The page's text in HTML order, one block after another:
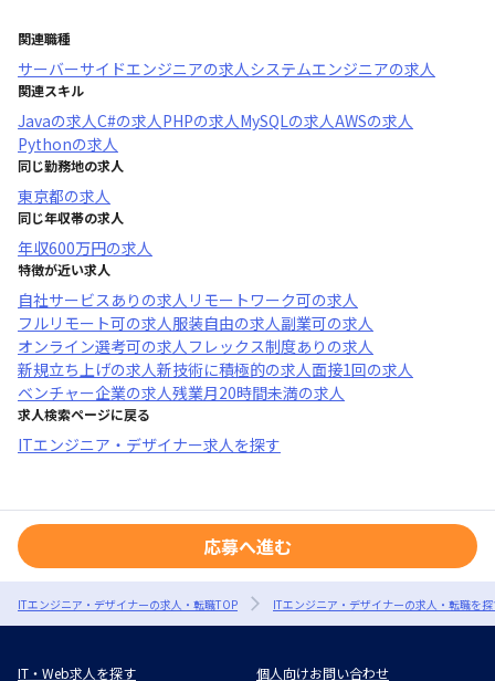
関連職種
サーバーサイドエンジニアの求人システムエンジニアの求人
関連スキル
Javaの求人C#の求人PHPの求人MySQLの求人AWSの求人
Pythonの求人
同じ勤務地の求人
東京都の求人
同じ年収帯の求人
年収600万円の求人
特徴が近い求人
自社サービスあり の求人 リモートワーク可の求人
フルリモート可の求人服装自由の求人副業可の求人
オンライン選考可の求人フレックス制度あり の求人
新規立ち上げの求人新技術に積極的の求人面接1回の求人
ベンチャー企業の求人残業月20時間未満の求人
求人検索ページに戻る
ITエンジニア・デザイナー求人を探す
応募へ進む
ITエンジニア・デザイナーの求人・転職TOP ITエンジニア・デザイナーの求人・転職を
IT・Web求人を探す 個人向けお問い合わせ